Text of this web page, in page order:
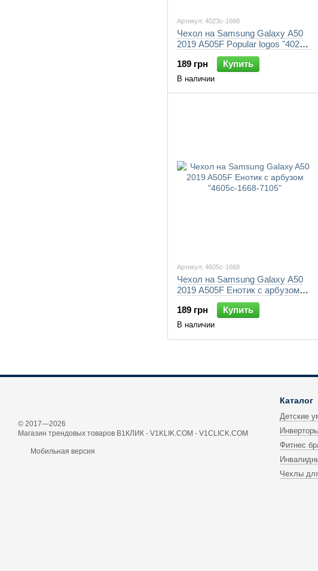
Артикул: 4023c-1668
Чехол на Samsung Galaxy A50
2019 A505F Popular logos "4023c-
1668-7105"
189 грн
Купить
В наличии
Артикул: 4605c-1668
Чехол на Samsung Galaxy A50
2019 A505F Енотик с арбузом
"4605c-1668-7105"
189 грн
Купить
В наличии
© 2017—2026
Магазин трендовых товаров В1КЛИК - V1KLIK.COM - V1CLICK.COM
Мобильная версия
Каталог
Детские
Фитнес
Чехлы